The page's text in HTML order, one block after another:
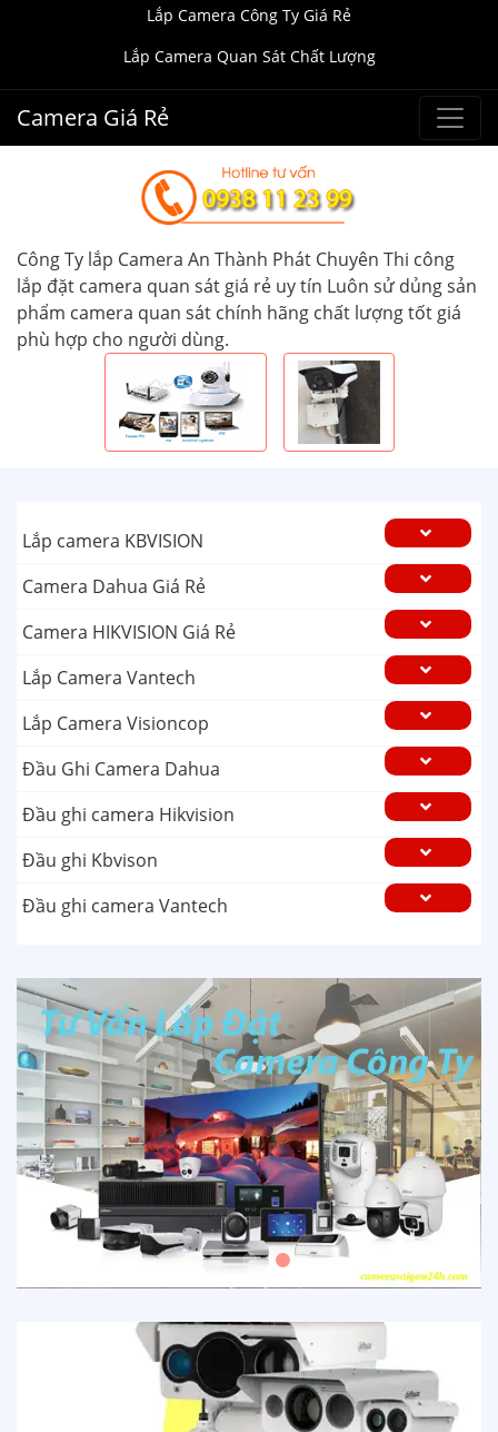
Lắp Camera Công Ty Giá Rẻ
Lắp Camera Quan Sát Chất Lượng
Camera Giá Rẻ
Công Ty lắp Camera An Thành Phát Chuyên Thi công
lắp đặt camera quan sát giá rẻ uy tín Luôn sử dủng sản
phẩm camera quan sát chính hãng chất lượng tốt giá
phù hợp cho người dùng.
Lắp camera KBVISION
Camera Dahua Giá Rẻ
Camera HIKVISION Giá Rẻ
Lắp Camera Vantech
Lắp Camera Visioncop
Đầu Ghi Camera Dahua
Đầu ghi camera Hikvision
Đầu ghi Kbvison
Đầu ghi camera Vantech